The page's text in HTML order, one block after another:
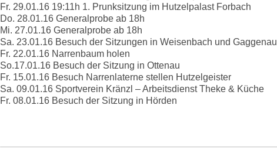
Fr. 29.01.16 19:11h 1. Prunksitzung im Hutzelpalast Forbach
Do. 28.01.16 Generalprobe ab 18h
Mi. 27.01.16 Generalprobe ab 18h
Sa. 23.01.16 Besuch der Sitzungen in Weisenbach und Gaggenau
Fr. 22.01.16 Narrenbaum holen
So.17.01.16 Besuch der Sitzung in Ottenau
Fr. 15.01.16 Besuch Narrenlaterne stellen Hutzelgeister
Sa. 09.01.16 Sportverein Kränzl – Arbeitsdienst Theke & Küche
Fr. 08.01.16 Besuch der Sitzung in Hörden